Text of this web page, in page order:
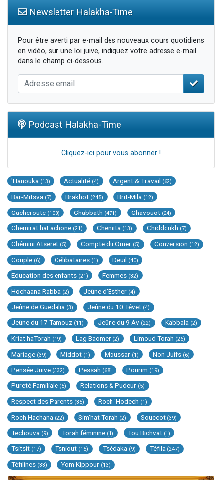
Newsletter Halakha-Time
Pour être averti par e-mail des nouveaux cours quotidiens
en vidéo, sur une loi juive, indiquez votre adresse e-mail
dans le champ ci-dessous.
Podcast Halakha-Time
Cliquez-ici pour vous abonner !
'Hanouka (13) Actualité (4) Argent & Travail (62)
Bar-Mitsva (7) Brakhot (245) Brit-Mila (12)
Cacheroute (108) Chabbath (471) Chavouot (24)
Chemirat haLachone (21) Chemita (13) Chiddoukh (7)
Chémini Atseret (5) Compte du Omer (5) Conversion (12)
Couple (6) Célibataires (1) Deuil (40)
Education des enfants (21) Femmes (32)
Hochaana Rabba (2) Jeûne d'Esther (4)
Jeûne de Guedalia (3) Jeûne du 10 Tévet (4)
Jeûne du 17 Tamouz (11) Jeûne du 9 Av (22) Kabbala (2)
Kriat haTorah (19) Lag Baomer (2) Limoud Torah (26)
Mariage (39) Middot (1) Moussar (1) Non-Juifs (6)
Pensée Juive (332) Pessah (68) Pourim (19)
Pureté Familiale (5) Relations & Pudeur (5)
Respect des Parents (35) Roch 'Hodech (1)
Roch Hachana (22) Sim'hat Torah (2) Souccot (39)
Techouva (9) Torah féminine (1) Tou Bichvat (1)
Tsitsit (17) Tsniout (15) Tsédaka (9) Téfila (247)
Téfilines (33) Yom Kippour (13)